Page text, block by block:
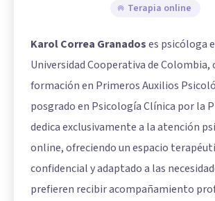
Terapia online
Karol Correa Granadoses psicóloga
Universidad Cooperativa de Colombia,
formación en Primeros Auxilios
posgrado en Psicología Clínica por la
dedica exclusivamente a la atención
online, ofreciendo un espacio
confidencial y adaptado a las
prefieren recibir acompañamiento